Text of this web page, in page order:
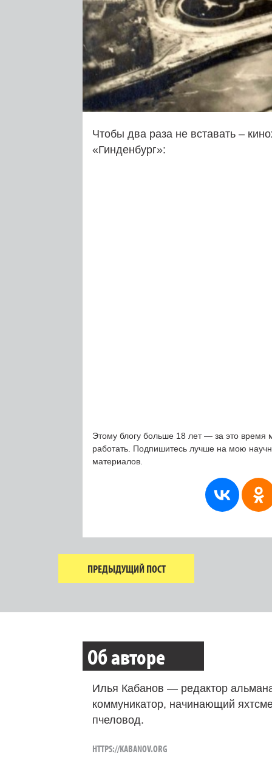
Чтобы два раза не вставать –
«Гинденбург»:
Этому блогу больше 18 лет — за это время
работать. Подпишитесь лучше на мою
материалов.
ПРЕДЫДУЩИЙ ПОСТ
Об авторе
Илья Кабанов — редактор
коммуникатор, начинающий
пчеловод.
HTTPS://KABANOV.ORG